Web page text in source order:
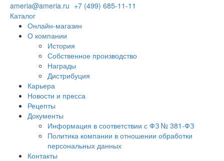
ameria@ameria.ru +7 (499) 685-11-11
Каталог
Онлайн-магазин
О компании
История
Собственное производство
Награды
Дистрибуция
Карьера
Новости и пресса
Рецепты
Документы
Информация в соответствии с ФЗ № 381-ФЗ
Политика компании в отношении обработки
персональных данных
Контакты